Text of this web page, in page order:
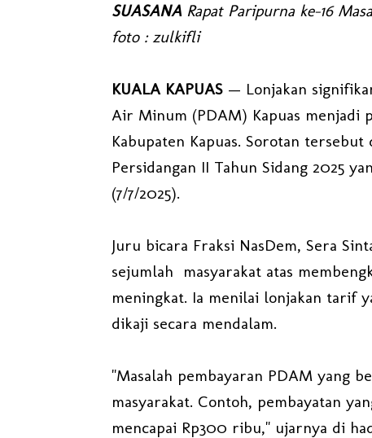
SUASANARapat Paripurna ke-16
foto : zulkifli
KUALA KAPUAS — Lonjakan
Air Minum (PDAM) Kapuas menjadi
Kabupaten Kapuas. Sorotan
Persidangan II Tahun Sidang 2025
(7/7/2025).
Juru bicara Fraksi NasDem, Sera
sejumlah masyarakat atas
meningkat. Ia menilai lonjakan tarif
dikaji secara mendalam.
"Masalah pembayaran PDAM yang
masyarakat. Contoh, pembayatan
mencapai Rp300 ribu," ujarnya di